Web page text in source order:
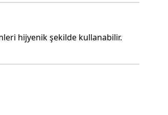
hijyenik şekilde kullanabilir.